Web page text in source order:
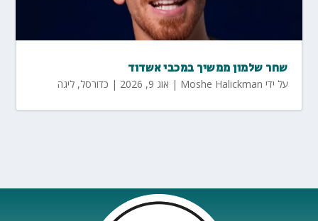
שחר שלמון ממשיך במכבי אשדוד
על ידי Moshe Halickman
| אוג 9, 2026 | כדורסל,ליגה